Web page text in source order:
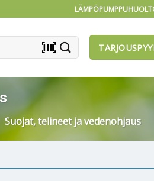
barcode_scanner
Suojat, telineet ja vedenohjaus